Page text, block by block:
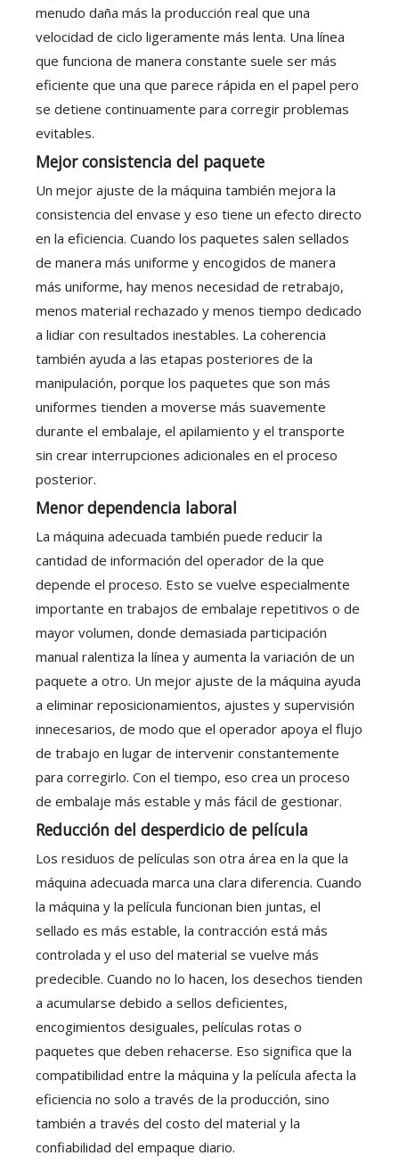
menudo daña más la producción real que una
velocidad de ciclo ligeramente más lenta. Una línea
que funciona de manera constante suele ser más
eficiente que una que parece rápida en el papel pero
se detiene continuamente para corregir problemas
evitables.
Mejor consistencia del paquete
Un mejor ajuste de la máquina también mejora la
consistencia del envase y eso tiene un efecto directo
en la eficiencia. Cuando los paquetes salen sellados
de manera más uniforme y encogidos de manera
más uniforme, hay menos necesidad de retrabajo,
menos material rechazado y menos tiempo dedicado
a lidiar con resultados inestables. La coherencia
también ayuda a las etapas posteriores de la
manipulación, porque los paquetes que son más
uniformes tienden a moverse más suavemente
durante el embalaje, el apilamiento y el transporte
sin crear interrupciones adicionales en el proceso
posterior.
Menor dependencia laboral
La máquina adecuada también puede reducir la
cantidad de información del operador de la que
depende el proceso. Esto se vuelve especialmente
importante en trabajos de embalaje repetitivos o de
mayor volumen, donde demasiada participación
manual ralentiza la línea y aumenta la variación de un
paquete a otro. Un mejor ajuste de la máquina ayuda
a eliminar reposicionamientos, ajustes y supervisión
innecesarios, de modo que el operador apoya el flujo
de trabajo en lugar de intervenir constantemente
para corregirlo. Con el tiempo, eso crea un proceso
de embalaje más estable y más fácil de gestionar.
Reducción del desperdicio de película
Los residuos de películas son otra área en la que la
máquina adecuada marca una clara diferencia. Cuando
la máquina y la película funcionan bien juntas, el
sellado es más estable, la contracción está más
controlada y el uso del material se vuelve más
predecible. Cuando no lo hacen, los desechos tienden
a acumularse debido a sellos deficientes,
encogimientos desiguales, películas rotas o
paquetes que deben rehacerse. Eso significa que la
compatibilidad entre la máquina y la película afecta la
eficiencia no solo a través de la producción, sino
también a través del costo del material y la
confiabilidad del empaque diario.